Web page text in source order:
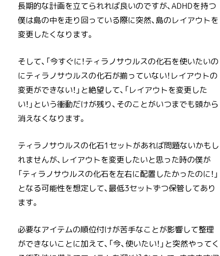
長期的な計画を立てられれば良いのですが、ADHDを持つ
僕は島の中を走り回っている際に突然、島のレイアウトを
変更したくなります。
そして、「今すぐに！ティラノサウルスの化石を使いたいの
にティラノサウルスの化石が揃っていない！レイアウトの
変更ができない！」と絶望して、「レイアウトを変更した
い！」という衝動だけが残り、そのことがいつまでも頭から
消えなくなります。
ティラノサウルスの化石1セットがあれば問題ないかもし
れませんが、レイアウトを変更したいと思った時の僕が
「ティラノサウルスの化石を左右に配置したかったのに！」
となる可能性を想定して、最低3セットずつ保管してあり
ます。
必要なアイテムの順位付けが苦手なことが影響して整理
ができないことに加えて、「今、使いたい！」と突然やってく